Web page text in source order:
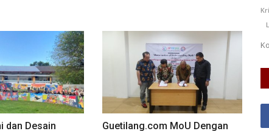
dan Desain
Guetilang.com MoU Dengan
Kolaborasi Kementerian UMKM dan UNS melalui WIBAWA
Grow Day 2026 mendorong lahirnya...